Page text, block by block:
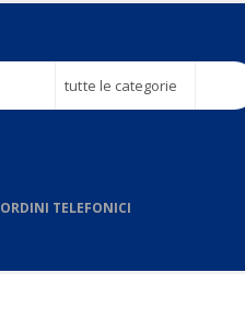
tutte le categorie
ORDINI TELEFONICI